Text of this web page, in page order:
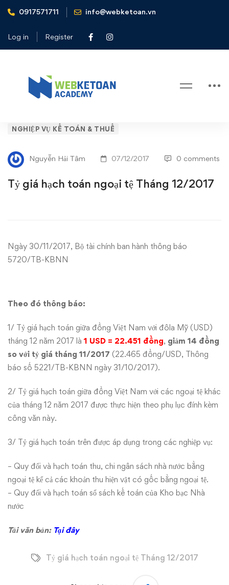
0917571711 info@webketoan.vn
Log in Register
Home
Nghiệp vụ Kế toán & Thuế
Tỷ
giá
hạch
tệ
Tháng
NGHIỆP VỤ KẾ TOÁN & THUẾ
Nguyễn Hải Tâm 07/12/2017 0 comments
Tỷ giá hạch toán ngoại tệ Tháng 12/2017
Ngày 30/11/2017, Bộ tài chính ban hành thông báo
5720/TB-KBNN
Theo đó thông báo:
1/ Tỷ giá hạch toán giữa đồng Việt Nam với đôla Mỹ (USD)
tháng 12 năm 2017 là1 USD = 22.451 đồng, giảm 14 đồng
so với tỷ giá tháng 11/2017 (22.465 đồng/USD, Thông
báo số 5221/TB-KBNN ngày 31/10/2017).
2/ Tỷ giá hạch toán giữa đồng Việt Nam với các ngoại tệ khác
của tháng 12 năm 2017 được thực hiện theo phụ lục đính kèm
công văn này.
3/ Tỷ giá hạch toán trên được áp dụng trong các nghiệp vụ:
– Quy đổi và hạch toán thu, chi ngân sách nhà nước bằng
ngoại tệ kể cả các khoản thu hiện vật có gốc bằng ngoại tệ.
– Quy đổi và hạch toán sổ sách kế toán của Kho bạc Nhà
nước
Tải văn bản: Tại đây
Tỷ giá hạch toán ngoại tệ Tháng 12/2017